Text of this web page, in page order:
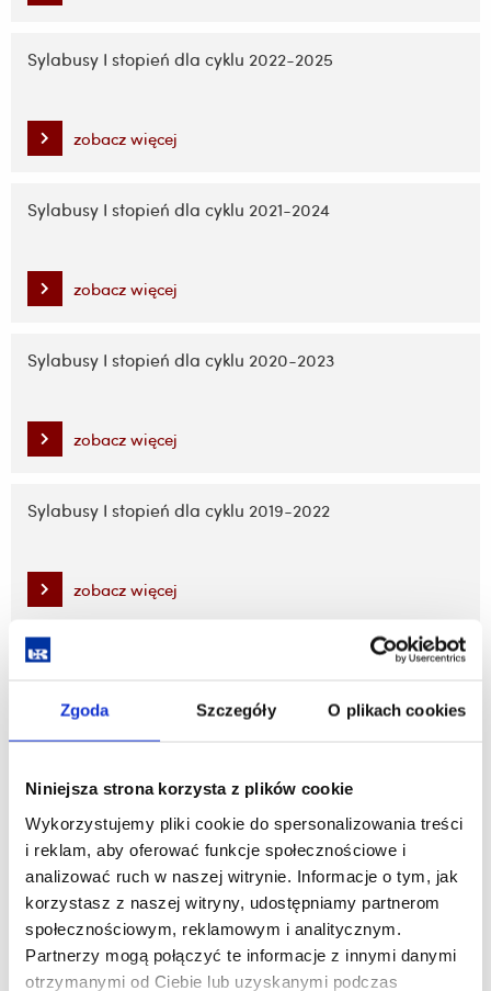
Zgoda Szczegóły O plikach cookies
Niniejsza strona korzysta z plików cookie
Wykorzystujemy pliki cookie do spersonalizowania treści
i reklam, aby oferować funkcje społecznościowe i
analizować ruch w naszej witrynie. Informacje o tym, jak
korzystasz z naszej witryny, udostępniamy partnerom
społecznościowym, reklamowym i analitycznym.
Partnerzy mogą połączyć te informacje z innymi danymi
otrzymanymi od Ciebie lub uzyskanymi podczas
Sylabusy I stopień dla cyklu 2022-2025
zobacz więcej
Sylabusy I stopień dla cyklu 2021-2024
zobacz więcej
Sylabusy I stopień dla cyklu 2020-2023
zobacz więcej
Sylabusy I stopień dla cyklu 2019-2022
zobacz więcej
Sylabusy II stopień dla cyklu 2025-2028
zobacz więcej
Sylabusy II stopień dla cyklu 2023-2025